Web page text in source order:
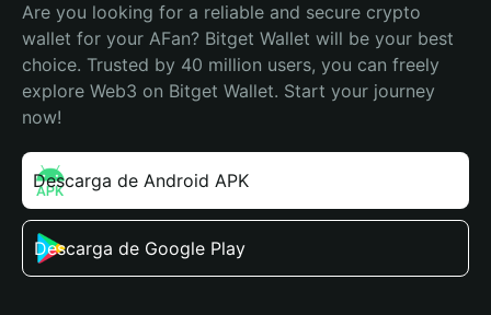
Are you looking for a reliable and secure crypto
wallet for your AFan? Bitget Wallet will be your best
choice. Trusted by 40 million users, you can freely
explore Web3 on Bitget Wallet. Start your journey
now!
Descarga de Android APK
Descarga de Google Play